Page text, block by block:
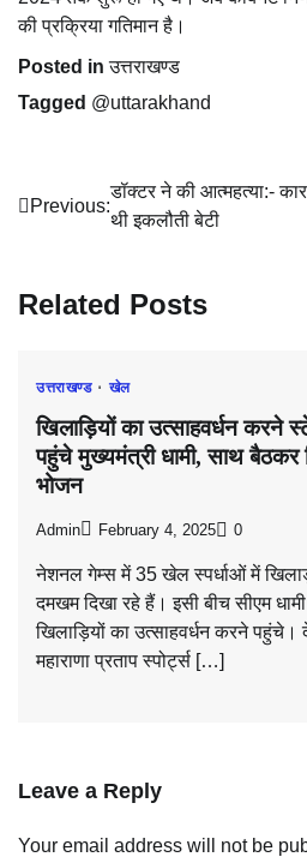
की प्रक्रिया गतिमान है।
Posted inउत्तराखण्ड
Tagged @uttarakhand
Post
navigation
Previous:
डॉक्टर ने की आत्महत्या:-
थी इकलौती बेटी
Related Posts
उत्तराखण्ड खेल
खिलाड़ियों का उत्साहवर्धन करने
पहुंचे मुख्यमंत्री धामी, साथ बैठकर
भोजन
Admin February 4, 2025 0
नेशनल गेम्स में 35 खेल स्पर्धाओं में
दमखम दिखा रहे हैं। इसी बीच सीएम धामी
खिलाड़ियों का उत्साहवर्धन करने पहुंचे।
महाराणा प्रताप स्पोर्ट्स […]
Leave a Reply
Your email address will not be